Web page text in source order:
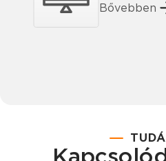
Bővebben